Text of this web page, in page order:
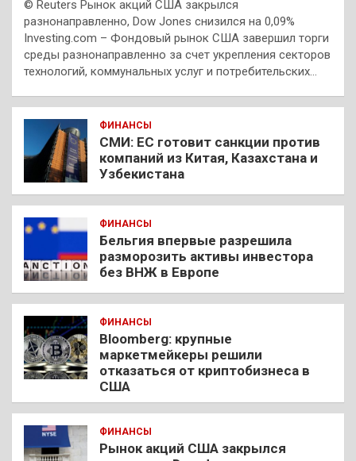
© Reuters Рынок акций США закрылся
разнонаправленно, Dow Jones снизился на 0,09%
Investing.com – Фондовый рынок США завершил торги
среды разнонаправленно за счет укрепления секторов
технологий, коммунальных услуг и потребительских…
ФИНАНСЫ
СМИ: ЕС готовит санкции против
компаний из Китая, Казахстана и
Узбекистана
ФИНАНСЫ
Бельгия впервые разрешила
разморозить активы инвестора
без ВНЖ в Европе
ФИНАНСЫ
Bloomberg: крупные
маркетмейкеры решили
отказаться от криптобизнеса в
США
ФИНАНСЫ
Рынок акций США закрылся